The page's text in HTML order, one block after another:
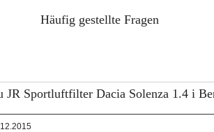
Häufig gestellte Fragen
JR Sportluftfilter Dacia Solenza 1.4 i